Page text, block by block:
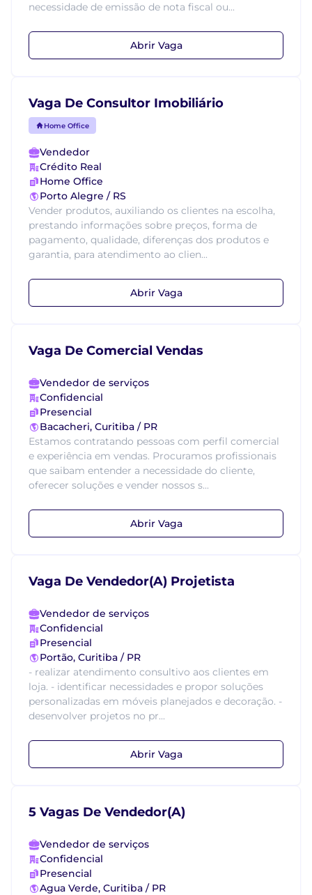
necessidade de emissão de nota fiscal ou...
Abrir Vaga
Vaga De Consultor Imobiliário
Home Office
Vendedor
Crédito Real
Home Office
Porto Alegre / RS
Vender produtos, auxiliando os clientes na escolha,
prestando informações sobre preços, forma de
pagamento, qualidade, diferenças dos produtos e
garantia, para atendimento ao clien...
Abrir Vaga
Vaga De Comercial Vendas
Vendedor de serviços
Confidencial
Presencial
Bacacheri, Curitiba / PR
Estamos contratando pessoas com perfil comercial
e experiência em vendas. Procuramos profissionais
que saibam entender a necessidade do cliente,
oferecer soluções e vender nossos s...
Abrir Vaga
Vaga De Vendedor(A) Projetista
Vendedor de serviços
Confidencial
Presencial
Portão, Curitiba / PR
- realizar atendimento consultivo aos clientes em
loja. - identificar necessidades e propor soluções
personalizadas em móveis planejados e decoração. -
desenvolver projetos no pr...
Abrir Vaga
5 Vagas De Vendedor(A)
Vendedor de serviços
Confidencial
Presencial
Agua Verde, Curitiba / PR